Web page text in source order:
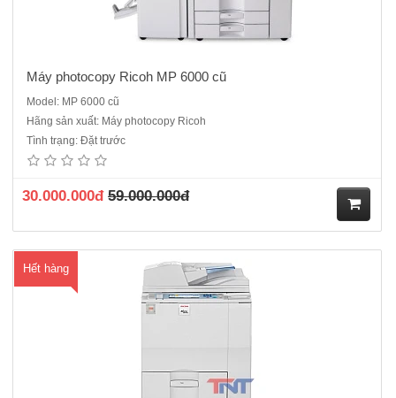
Máy photocopy Ricoh MP 6000 cũ
Model: MP 6000 cũ
Hãng sản xuất: Máy photocopy Ricoh
Tình trạng: Đặt trước
30.000.000đ 59.000.000đ
Hết hàng
bản/ phút. Đây dòng máy công nghiệp, có công suất lớn, sản xuất năm
2011 - 2012, chuyên dùng cho các dịch vụ photocopy và những công